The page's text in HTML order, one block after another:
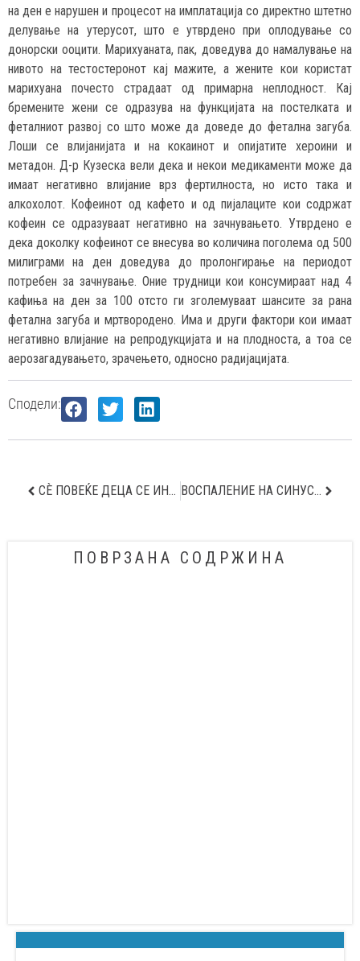
на ден е нарушен и процесот на имплатација со директно штетно
делување на утерусот, што е утврдено при оплодување со
донорски ооцити. Марихуаната, пак, доведува до намалување на
нивото на тестостеронот кај мажите, а жените кои користат
марихуана почесто страдаат од примарна неплодност. Кај
бремените жени се одразува на функцијата на постелката и
феталниот развој со што може да доведе до фетална загуба.
Лоши се влијанијата и на кокаинот и опијатите хероини и
метадон. Д-р Кузеска вели дека и некои медикаменти може да
имаат негативно влијание врз фертилноста, но исто така и
алкохолот. Кофеинот од кафето и од пијалаците кои содржат
кофеин се одразуваат негативно на зачнувањето. Утврдено е
дека доколку кофеинот се внесува во количина поголема од 500
милиграми на ден доведува до пролонгирање на периодот
потребен за зачнување. Оние трудници кои консумираат над 4
кафиња на ден за 100 отсто ги зголемуваат шансите за рана
фетална загуба и мртвородено. Има и други фактори кои имаат
негативно влијание на репродукцијата и на плодноста, а тоа се
аерозагадувањето, зрачењето, односно радијацијата.
Сподели:
СЀ ПОВЕЌЕ ДЕЦА СЕ ИНТОЛЕРАНТНИ НА ЛАКТОЗА ВОСПАЛЕНИЕ НА СИНУСИТЕ- КАКО ДА ГИ ПРЕПОЗНАЕТЕ СИМПТОМИТЕ?
ПОВРЗАНА СОДРЖИНА